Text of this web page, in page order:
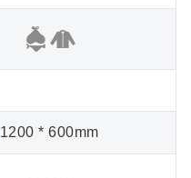
1200 * 600mm